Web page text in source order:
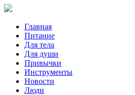
Главная
Питание
Для тела
Для души
Привычки
Инструменты
Новости
Люди